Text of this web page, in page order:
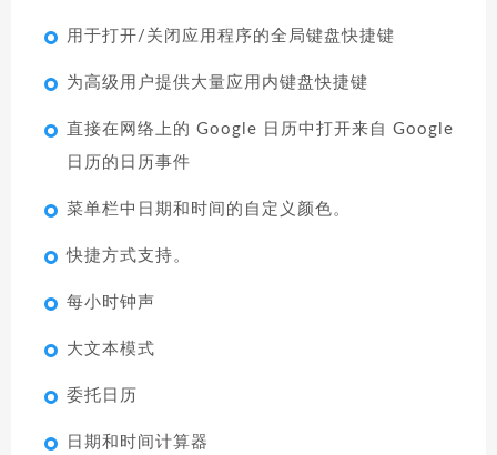
用于打开/关闭应用程序的全局键盘快捷键
为高级用户提供大量应用内键盘快捷键
直接在网络上的 Google 日历中打开来自 Google
日历的日历事件
菜单栏中日期和时间的自定义颜色。
快捷方式支持。
每小时钟声
大文本模式
委托日历
日期和时间计算器